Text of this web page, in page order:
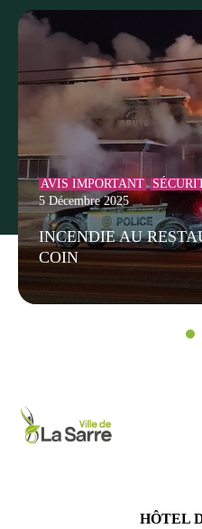
AVIS IMPORTANT
5 Décembre 2025
INCENDIE AU
COIN
HÔTEL